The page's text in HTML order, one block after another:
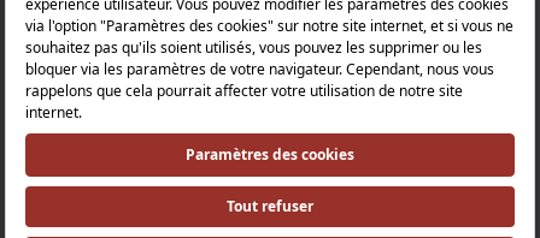
Politique de confidentialité et politique de protection des
Politique de qualité |
Politique de santé et de sécurité au travail |
Politique environnementale |
Politique énergétique |Relations avec les investisseurs |